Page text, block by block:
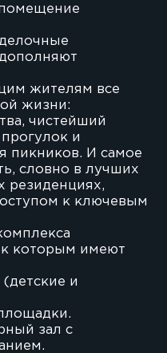
жителям все
жизни:
чистейший
и
пикников. И самое
словно в лучших
резиденциях,
к ключевым
к которым имеют
и
зал с